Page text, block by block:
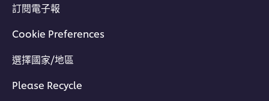
訂閱電子報
Cookie Preferences
選擇國家/地區
Please Recycle